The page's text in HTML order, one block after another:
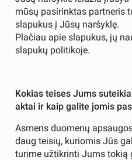
mūsų pasirinktas partneris
slapukus į Jūsų naršyklę.
Plačiau apie slapukus, jų
slapukų politikoje.
Kokias teises Jums
aktai ir kaip galite jomis
Asmens duomenų
daug teisių, kuriomis Jūs
turime užtikrinti Jums tokią